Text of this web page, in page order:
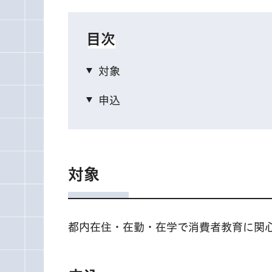
目次
対象
申込
対象
都内在住・在勤・在学で消費者教育に関